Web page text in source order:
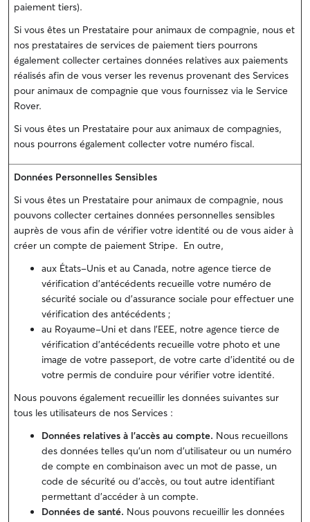
paiement tiers).
Si vous êtes un Prestataire pour animaux de compagnie, nous et
nos prestataires de services de paiement tiers pourrons
également collecter certaines données relatives aux paiements
réalisés afin de vous verser les revenus provenant des Services
pour animaux de compagnie que vous fournissez via le Service
Rover.
Si vous êtes un Prestataire pour aux animaux de compagnies,
nous pourrons également collecter votre numéro fiscal.
Données Personnelles Sensibles
Si vous êtes un Prestataire pour animaux de compagnie, nous
pouvons collecter certaines données personnelles sensibles
auprès de vous afin de vérifier votre identité ou de vous aider à
créer un compte de paiement Stripe. En outre,
aux États-Unis et au Canada, notre agence tierce de
vérification d'antécédents recueille votre numéro de
sécurité sociale ou d'assurance sociale pour effectuer une
vérification des antécédents ;
au Royaume-Uni et dans l'EEE, notre agence tierce de
vérification d'antécédents recueille votre photo et une
image de votre passeport, de votre carte d'identité ou de
votre permis de conduire pour vérifier votre identité.
Nous pouvons également recueillir les données suivantes sur
tous les utilisateurs de nos Services :
Données relatives à l'accès au compte. Nous recueillons
des données telles qu'un nom d'utilisateur ou un numéro
de compte en combinaison avec un mot de passe, un
code de sécurité ou d'accès, ou tout autre identifiant
permettant d'accéder à un compte.
Données de santé. Nous pouvons recueillir les données